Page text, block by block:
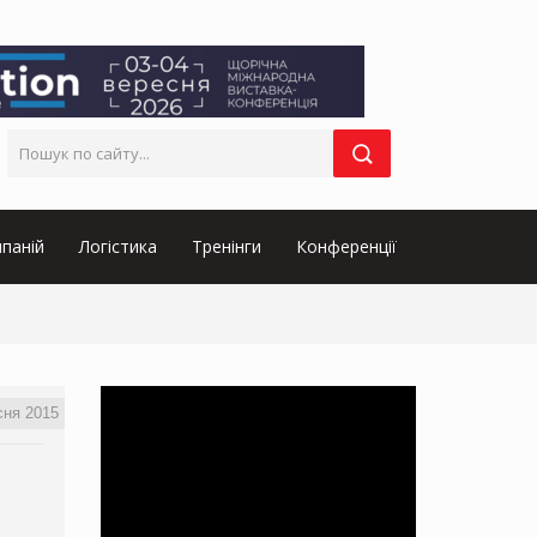
Логістика Тренінги Конференції
2015